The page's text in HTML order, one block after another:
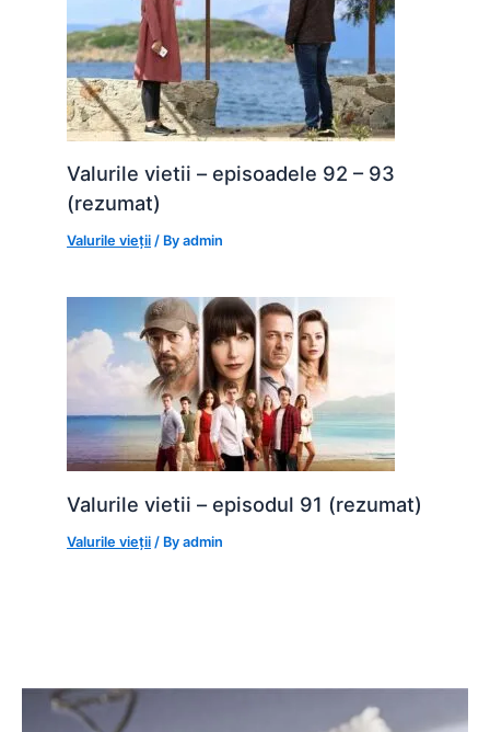
Valurile vietii – episoadele 92 – 93
(rezumat)
Valurile vieții / Byadmin
Valurile vietii – episodul 91 (rezumat)
Valurile vieții / Byadmin